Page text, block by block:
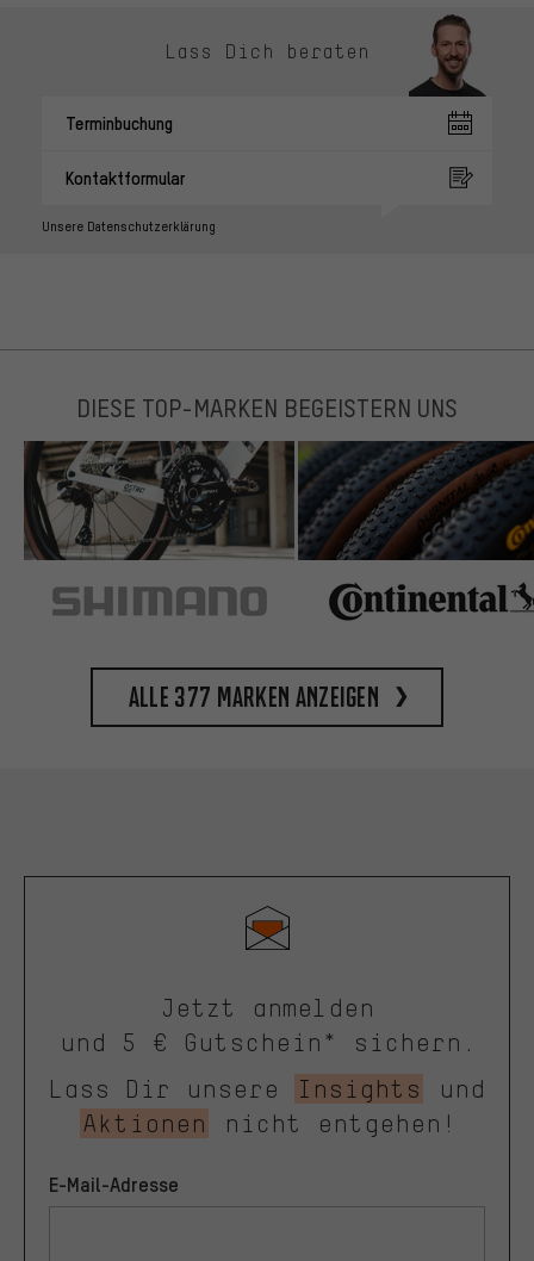
Lass Dich beraten
Terminbuchung
Kontaktformular
Unsere Datenschutzerklärung
DIESE TOP-MARKEN BEGEISTERN UNS
Alle 377 Marken anzeigen
Jetzt anmelden
und 5 € Gutschein* sichern.
Lass Dir unsere
Insights
und
Aktionen
nicht entgehen!
E-Mail-Adresse